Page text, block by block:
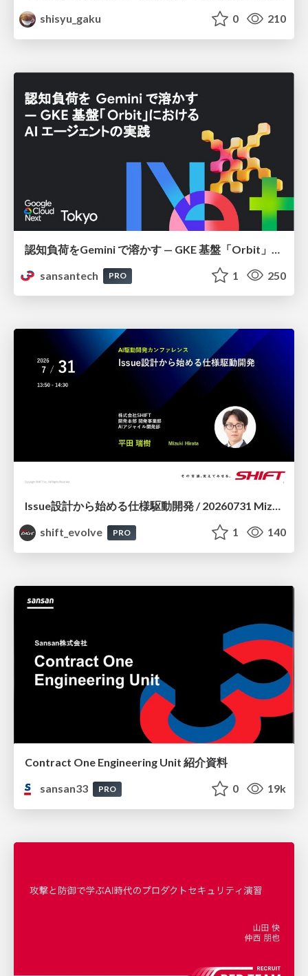
shisyu_gaku
0 210
sansantech
PRO 1 250
Issue設計から始める仕様駆動開発 / 20260731 Mizuki Hirata
shift_evolve
PRO 1 140
Contract One Engineering Unit 紹介資料
sansan33
PRO 0 19k